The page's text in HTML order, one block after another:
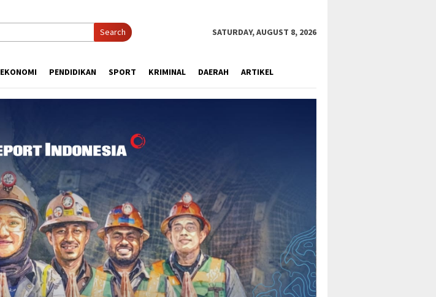
Search SATURDAY, AUGUST 8, 2026
EKONOMI PENDIDIKAN SPORT KRIMINAL DAERAH ARTIKEL